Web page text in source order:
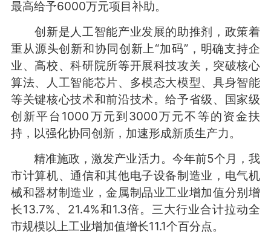
最高给予6000万元项目补助。
创新是人工智能产业发展的助推剂，政策着
重从源头创新和协同创新上“加码”，明确支持企
业、高校、科研院所等开展科技攻关，突破核心
算法、人工智能芯片、多模态大模型、具身智能
等关键核心技术和前沿技术。给予省级、国家级
创新平台1000万元到3000万元不等的资金扶
持，以强化协同创新，加速形成新质生产力。
精准施政，激发产业活力。今年前5个月，我
市计算机、通信和其他电子设备制造业，电气机
械和器材制造业，金属制品业工业增加值分别增
长13.7%、21.4%和1.3倍。三大行业合计拉动全
市规模以上工业增加值增长11.1个百分点。